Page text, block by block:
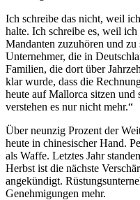
Ich schreibe das nicht, weil
halte. Ich schreibe es, weil
Mandanten zuzuhören und
Unternehmer, die in
Familien, die dort über
klar wurde, dass die
heute auf Mallorca sitzen und
verstehen es nur nicht mehr.“
Über neunzig Prozent der
heute in chinesischer Hand.
als Waffe. Letztes Jahr
Herbst ist die nächste
angekündigt.
Genehmigungen mehr.